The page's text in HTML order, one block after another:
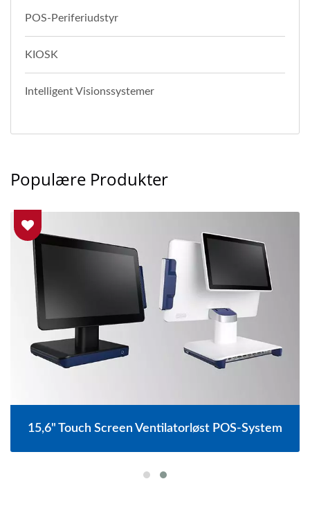
POS-Periferiudstyr
KIOSK
Intelligent Visionssystemer
Populære Produkter
15,6" Touch Screen Ventilatorløst POS-System